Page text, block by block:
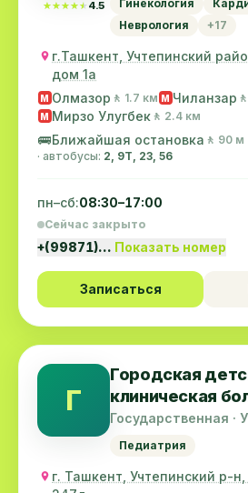
★★★★★
★★★★★ 4.5 Гинекология
Неврология
+17
г.Ташкент, Учтепинский
дом 1а
M Олмазор 🚶 1.7 км M Чиланзар
M Мирзо Улугбек 🚶 2.4 км
🚌Ближайшая остановка 🚶 90 м
· автобусы: 2, 9Т, 23, 56
пн–сб:08:30–17:00
Сейчас закрыто
+(99871)… Показать номер
Записаться
Г
Городская
клиническая
Государственная ·
Педиатрия
г. Ташкент, Учтепинский р-н,